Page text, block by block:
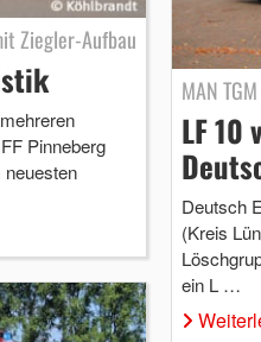
Ziegler-Aufbau
Pinneberg
MAN
LF 10
Deutsch
(Kreis
ein L …